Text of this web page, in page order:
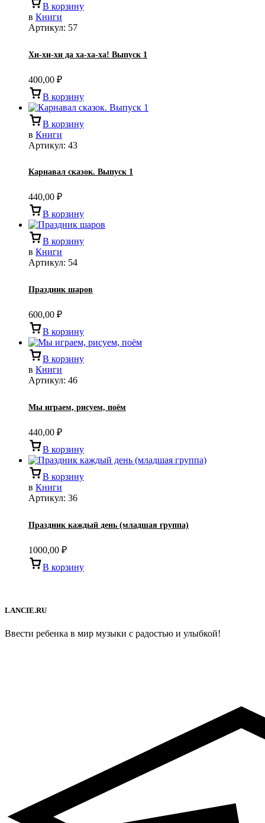
В корзину
в Книги
Артикул: 57
Хи-хи-хи да ха-ха-ха! Выпуск 1
400,00 ₽
В корзину
В корзину
в Книги
Артикул: 43
Карнавал сказок. Выпуск 1
440,00 ₽
В корзину
В корзину
в Книги
Артикул: 54
Праздник шаров
600,00 ₽
В корзину
В корзину
в Книги
Артикул: 46
Мы играем, рисуем, поём
440,00 ₽
В корзину
В корзину
в Книги
Артикул: 36
Праздник каждый день (младшая группа)
1000,00 ₽
В корзину
LANCIE.RU
Ввести ребенка в мир музыки с радостью и улыбкой!